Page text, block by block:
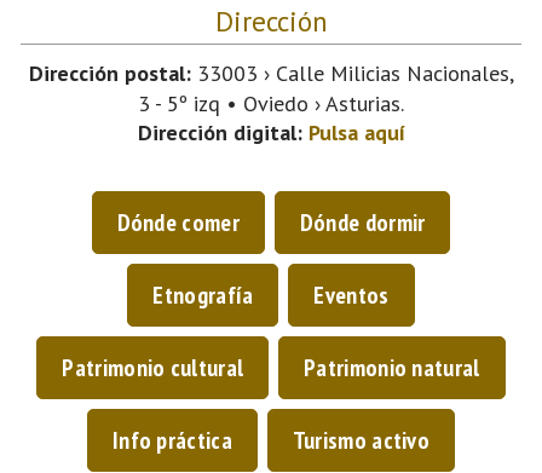
Dirección
Dirección postal:33003 › Calle Milicias Nacionales,
3 - 5º izq • Oviedo › Asturias.
Dirección digital: Pulsa aquí
Dónde comer Dónde dormir
Etnografía Eventos
Patrimonio cultural Patrimonio natural
Info práctica Turismo activo